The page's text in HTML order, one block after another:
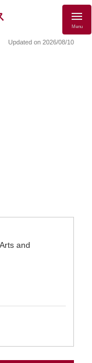
Menu
Updated on 2026/08/10
and